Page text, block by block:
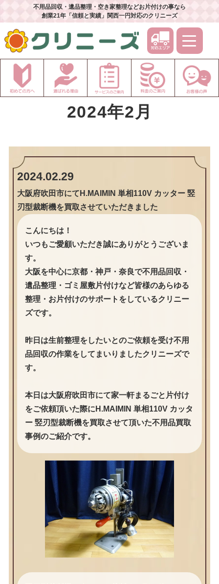
不用品回収・遺品整理・空き家整理などお片付けの事なら
創業21年「信頼と実績」関西一円対応のクリニーズ
2024年2月
2024.02.29
大阪府吹田市にてH.MAIMIN 単相110V カッター 竪
刃型裁断機を買取させていただきました
こんにちは！
いつもご愛顧いただき誠にありがとうございま
す。
大阪を中心に京都・神戸・奈良で不用品回収・
遺品整理・ゴミ屋敷片付けなど皆様のあらゆる
整理・お片付けのサポートをしているクリニー
ズです。
昨日は生前整理をしたいとのご依頼を受け不用
品回収の作業をしてまいりましたクリニーズで
す。
本日は大阪府吹田市にて家一軒まるごと片付け
をご依頼頂いた際にH.MAIMIN 単相110V カッタ
ー 竪刃型裁断機を買取させて頂いた不用品買取
事例のご紹介です。